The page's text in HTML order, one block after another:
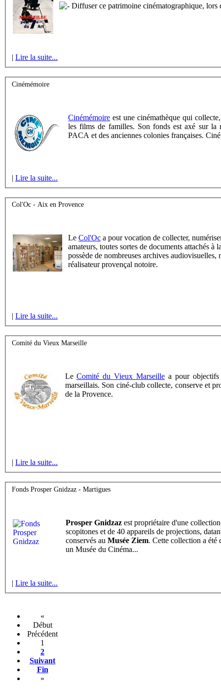
Diffuser ce patrimoine cinématographique, lors
| Lire la suite...
Cinémémoire
Cinémémoire est une cinémathèque qui
les films de familles. Son fonds est axé sur la
PACA et des anciennes colonies françaises.
| Lire la suite...
Col'Oc - Aix en Provence
Le Col'Oc a pour vocation de collecter,
amateurs, toutes sortes de documents attachés
possède de nombreuses archives
réalisateur provençal notoire.
| Lire la suite...
Comité du Vieux Marseille
Le Comité du Vieux Marseille a pour objectifs
marseillais. Son ciné-club collecte, conserve et
de la Provence.
| Lire la suite...
Fonds Prosper Gnidzaz - Martigues
Prosper Gnidzaz est propriétaire d'une
scopitones et de 40 appareils de projections,
conservés au Musée Ziem. Cette collection a été
un Musée du Cinéma...
| Lire la suite...
«
Début
Précédent
1
2
Suivant
Fin
»